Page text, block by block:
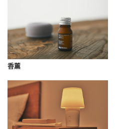
香薰